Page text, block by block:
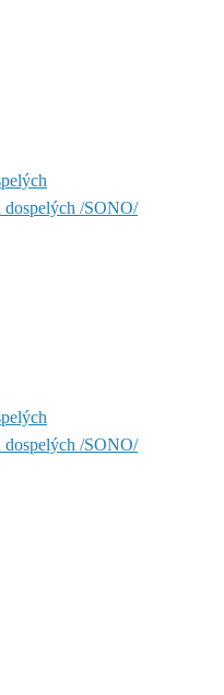
dospelých /SONO/
dospelých /SONO/